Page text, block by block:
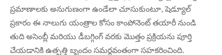
ప్రమాణాలకు అనుగుణంగా ఉండేలా చూసుకుంటూ, షెడ్యూల్
ప్రకారం ఈ నాలుగు యంత్రాల కోసం కాంపోనెంట్ తయారీ నుండి
తుది అసెంబ్లీ మరియు డీబగ్గింగ్ వరకు మొత్తం ప్రక్రియను పూర్తి
చేయడానికి ఉత్పత్తి బృందం సమర్థవంతంగా సహకరించింది.